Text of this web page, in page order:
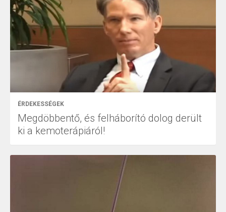
ÉRDEKESSÉGEK
Megdöbbentő, és felháborító dolog derült
ki a kemoterápiáról!